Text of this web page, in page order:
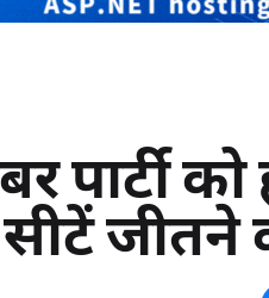
पार्टी
जीतने